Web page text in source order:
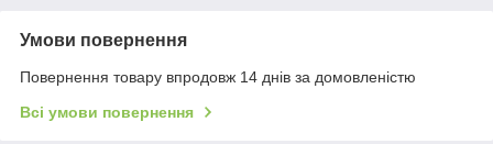
Умови повернення
Повернення товару впродовж 14 днів за домовленістю
Всі умови повернення